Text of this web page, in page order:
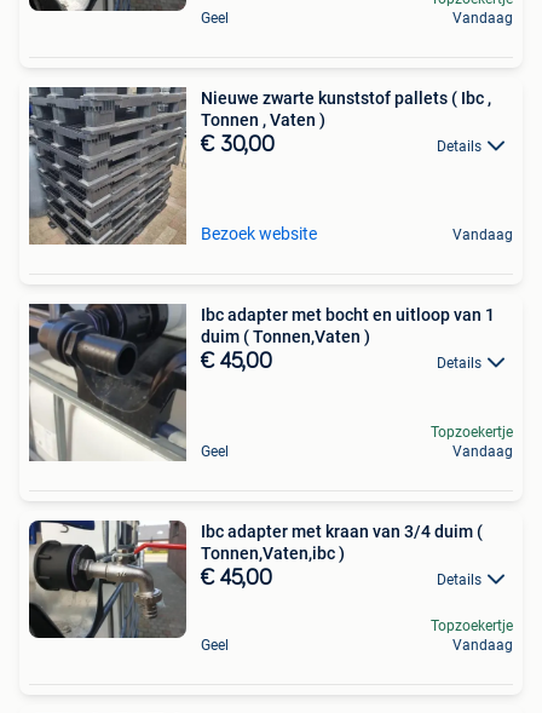
Geel
Vandaag
Nieuwe zwarte kunststof pallets ( Ibc ,
Tonnen , Vaten )
€ 30,00 Details
Bezoek website Vandaag
Ibc adapter met bocht en uitloop van 1
duim ( Tonnen,Vaten )
€ 45,00 Details
Geel
Topzoekertje
Vandaag
Ibc adapter met kraan van 3/4 duim (
Tonnen,Vaten,ibc )
€ 45,00 Details
Geel
Topzoekertje
Vandaag